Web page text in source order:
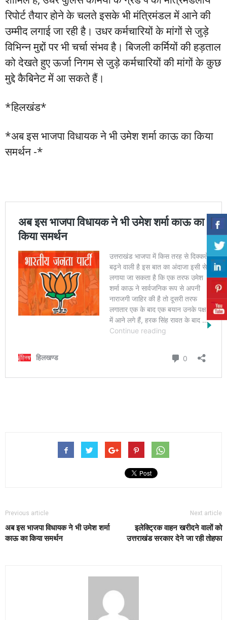
रिपोर्ट तैयार होने के चलते इसके भी मंत्रिमंडल में आने की
उम्मीद लगाई जा रही है। उधर कर्मचारियों के मांगों से जुड़े
विभिन्न मुद्दों पर भी चर्चा संभव है। बिजली कर्मियों की हड़ताल
को देखते हुए ऊर्जा निगम से जुड़े कर्मचारियों की मांगों के कुछ
मुद्दे कैबिनेट में आ सकते हैं।
*हिलखंड*
*अब इस भाजपा विधायक ने भी उमेश शर्मा काऊ का किया
समर्थन -*
Previous article
अब इस भाजपा विधायक ने भी उमेश शर्मा
काऊ का किया समर्थन
Next article
इलेक्ट्रिक वाहन खरीदने वालों को
उत्तराखंड सरकार देने जा रही तोहफा